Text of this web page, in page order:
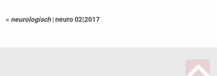
« neurologisch |neuro 02|2017